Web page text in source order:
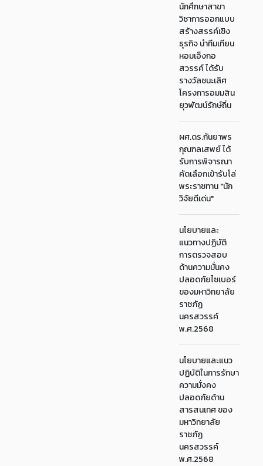
นักศึกษาสาขา
วิชาการออกแบบ
สร้างสรรค์เชิง
ธุรกิจ นำทีมเทียน
หอมเอ็งกอ
สวรรค์ ได้รับ
รางวัลชนะเลิศ
โครงการอมมสิน
ยุวพัฒน์รักษ์ถิ่น
ผศ.ดร.กันยาพร
กุณฑลเสพย์ ได้
รับการพิจารณา
คัดเลือกเข้ารับโล่
พระราชทาน "นัก
วิจัยดีเด่น"
นโยบายและ
แนวทางปฏิบัติ
การตรวจสอบ
ด้านความมั่นคง
ปลอดภัยไซเบอร์
ของมหาวิทยาลัย
ราชภัฏ
นครสวรรค์
พ.ศ.2568
นโยบายและแนว
ปฏิบัติในการรักษา
ความมั่งคง
ปลอดภัยด้าน
สารสนเทศ ของ
มหาวิทยาลัย
ราชภัฏ
นครสวรรค์
พ.ศ.2568